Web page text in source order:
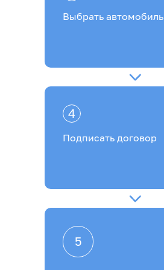
5
Подписать договор
4
Выбрать автомобиль